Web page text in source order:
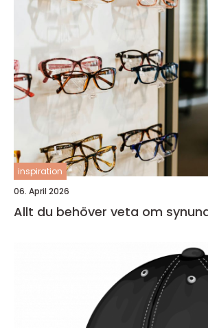
inspiration
06. April 2026
Allt du behöver veta om